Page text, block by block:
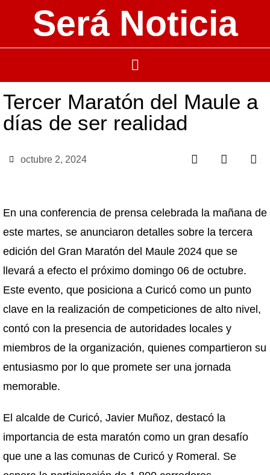
Será Noticia
Tercer Maratón del Maule a
días de ser realidad
octubre 2, 2024
En una conferencia de prensa celebrada la mañana de
este martes, se anunciaron detalles sobre la tercera
edición del Gran Maratón del Maule 2024 que se
llevará a efecto el próximo domingo 06 de octubre.
Este evento, que posiciona a Curicó como un punto
clave en la realización de competiciones de alto nivel,
contó con la presencia de autoridades locales y
miembros de la organización, quienes compartieron su
entusiasmo por lo que promete ser una jornada
memorable.
El alcalde de Curicó, Javier Muñoz, destacó la
importancia de esta maratón como un gran desafío
que une a las comunas de Curicó y Romeral. Se